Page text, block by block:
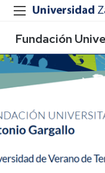
Fundación